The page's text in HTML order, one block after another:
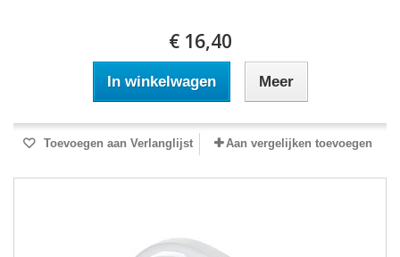
€ 16,40
In winkelwagen Meer
Toevoegen aan Verlanglijst Aan vergelijken toevoegen